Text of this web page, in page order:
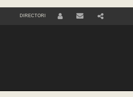
DIRECTORI